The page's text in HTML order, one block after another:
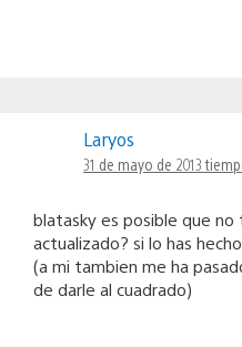
Laryos
31 de mayo de 2013
blatasky es posible que
actualizado? si lo has
(a mi tambien me ha
de darle al cuadrado)